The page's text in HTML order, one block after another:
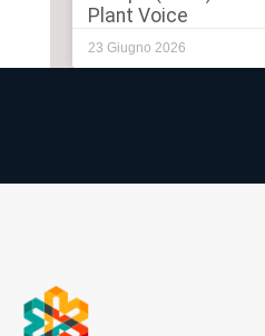
Plant Voice
23 Giugno 2026